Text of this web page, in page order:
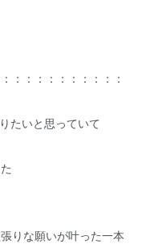
：：：：：：：：：：
たいと思っていて
りな願いが叶った一本